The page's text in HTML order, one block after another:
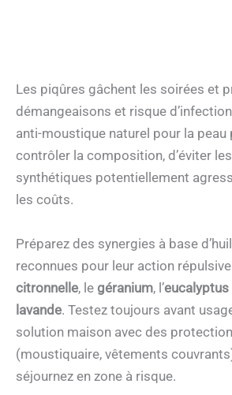
Les piqûres gâchent les soirées et
démangeaisons et risque
anti-moustique naturel pour la peau
contrôler la composition, d’éviter
synthétiques potentiellement
les coûts.
Préparez des synergies à base
reconnues pour leur action
citronnelle, le géranium, l’
lavande. Testez toujours avant
solution maison avec des
(moustiquaire, vêtements
séjournez en zone à risque.